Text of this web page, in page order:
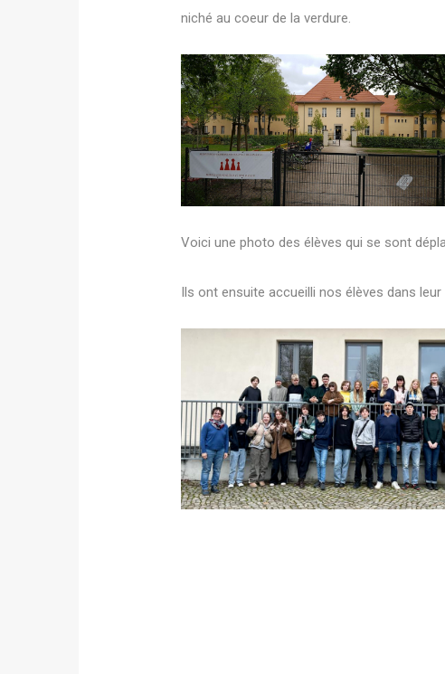
niché au coeur de la verdure.
Voici une photo des élèves qui se sont
Ils ont ensuite accueilli nos élèves dans